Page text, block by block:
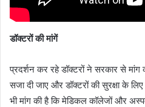
डॉक्टरों की मांगें
प्रदर्शन कर रहे डॉक्टरों ने सरकार से मांग
सजा दी जाए और डॉक्टरों की सुरक्षा के
भी मांग की है कि मेडिकल कॉलेजों और